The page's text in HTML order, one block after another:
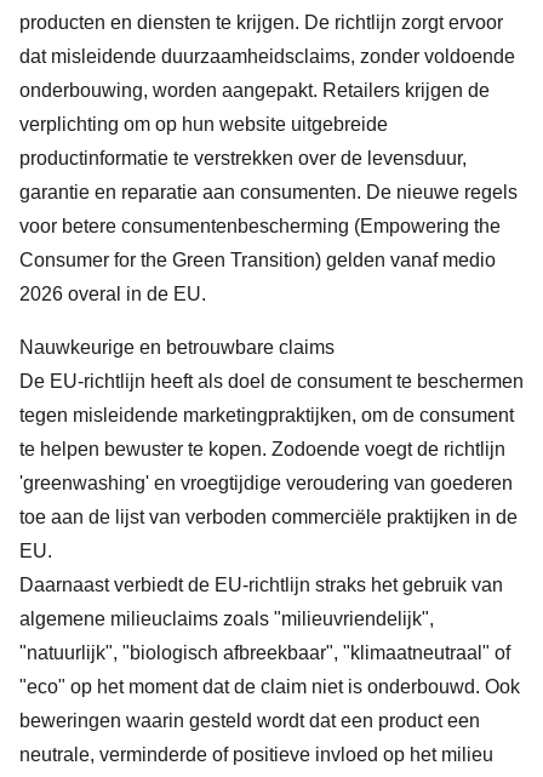
producten en diensten te krijgen. De richtlijn zorgt ervoor
dat misleidende duurzaamheidsclaims, zonder voldoende
onderbouwing, worden aangepakt. Retailers krijgen de
verplichting om op hun website uitgebreide
productinformatie te verstrekken over de levensduur,
garantie en reparatie aan consumenten. De nieuwe regels
voor betere consumentenbescherming (Empowering the
Consumer for the Green Transition) gelden vanaf medio
2026 overal in de EU.
Nauwkeurige en betrouwbare claims
De EU-richtlijn heeft als doel de consument te beschermen
tegen misleidende marketingpraktijken, om de consument
te helpen bewuster te kopen. Zodoende voegt de richtlijn
'greenwashing' en vroegtijdige veroudering van goederen
toe aan de lijst van verboden commerciële praktijken in de
EU.
Daarnaast verbiedt de EU-richtlijn straks het gebruik van
algemene milieuclaims zoals "milieuvriendelijk",
"natuurlijk", "biologisch afbreekbaar", "klimaatneutraal" of
"eco" op het moment dat de claim niet is onderbouwd. Ook
beweringen waarin gesteld wordt dat een product een
neutrale, verminderde of positieve invloed op het milieu